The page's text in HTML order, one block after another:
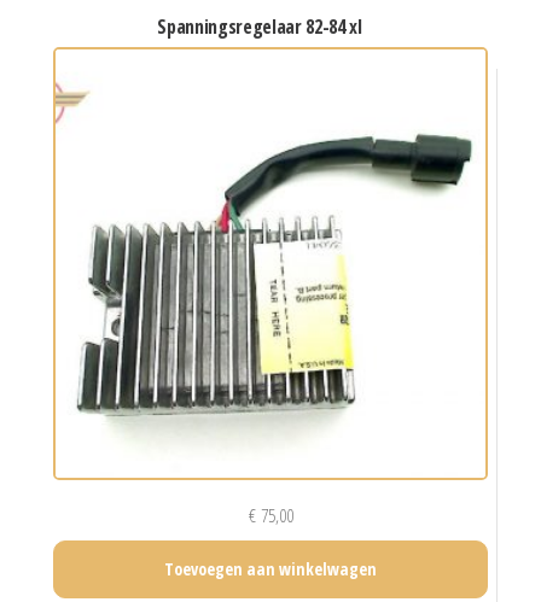
spanningsregelaar 82-84 xl
€75,00
Toevoegen aan winkelwagen